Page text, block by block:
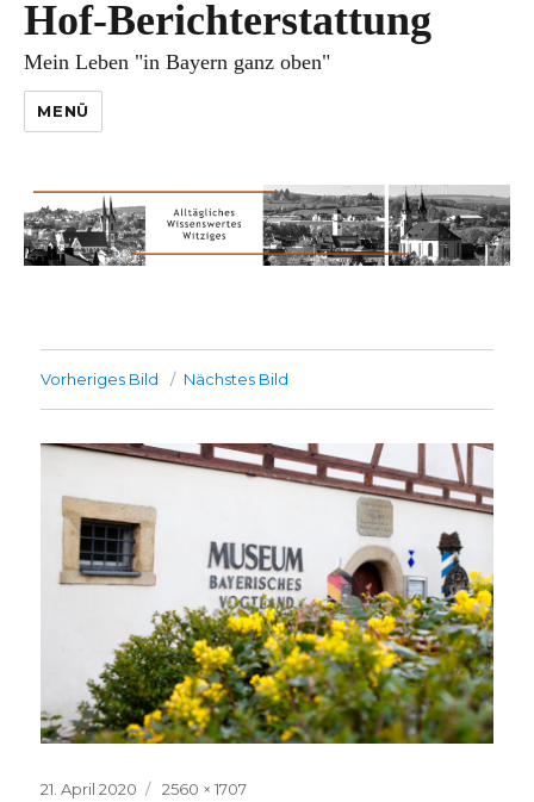
Hof-Berichterstattung
Mein Leben "in Bayern ganz oben"
MENÜ
Vorheriges Bild Nächstes Bild
Veröffentlicht
21. April 2020
Volle
2560 × 1707